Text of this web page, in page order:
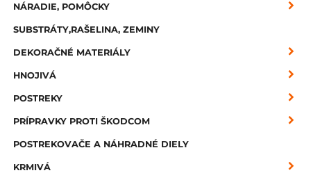
NÁRADIE, POMÔCKY
SUBSTRÁTY,RAŠELINA, ZEMINY
DEKORAČNÉ MATERIÁLY
HNOJIVÁ
POSTREKY
PRÍPRAVKY PROTI ŠKODCOM
POSTREKOVAČE A NÁHRADNÉ DIELY
KRMIVÁ